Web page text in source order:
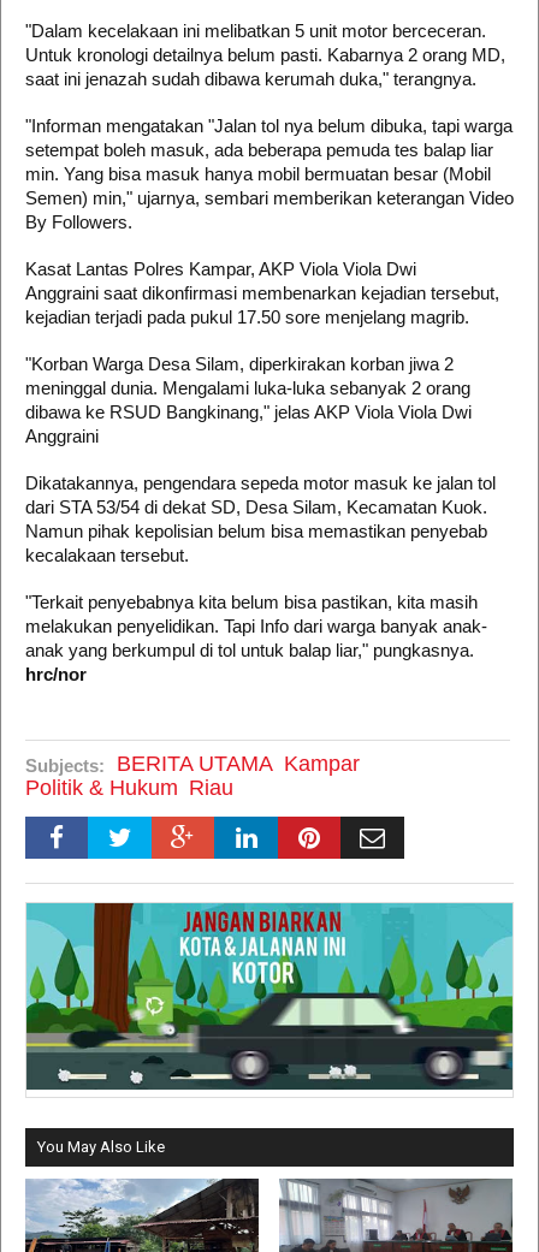
"Dalam kecelakaan ini melibatkan 5 unit motor berceceran.
Untuk kronologi detailnya belum pasti. Kabarnya 2 orang MD,
saat ini jenazah sudah dibawa kerumah duka," terangnya.
"Informan mengatakan "Jalan tol nya belum dibuka, tapi warga
setempat boleh masuk, ada beberapa pemuda tes balap liar
min. Yang bisa masuk hanya mobil bermuatan besar (Mobil
Semen) min," ujarnya, sembari memberikan keterangan Video
By Followers.
Kasat Lantas Polres Kampar, AKP Viola Viola Dwi
Anggraini saat dikonfirmasi membenarkan kejadian tersebut,
kejadian terjadi pada pukul 17.50 sore menjelang magrib.
"Korban Warga Desa Silam, diperkirakan korban jiwa 2
meninggal dunia. Mengalami luka-luka sebanyak 2 orang
dibawa ke RSUD Bangkinang," jelas AKP Viola Viola Dwi
Anggraini
Dikatakannya, pengendara sepeda motor masuk ke jalan tol
dari STA 53/54 di dekat SD, Desa Silam, Kecamatan Kuok.
Namun pihak kepolisian belum bisa memastikan penyebab
kecalakaan tersebut.
"Terkait penyebabnya kita belum bisa pastikan, kita masih
melakukan penyelidikan. Tapi Info dari warga banyak anak-
anak yang berkumpul di tol untuk balap liar," pungkasnya.
hrc/nor
Subjects: BERITA UTAMA Kampar
Politik & Hukum Riau
You May Also Like